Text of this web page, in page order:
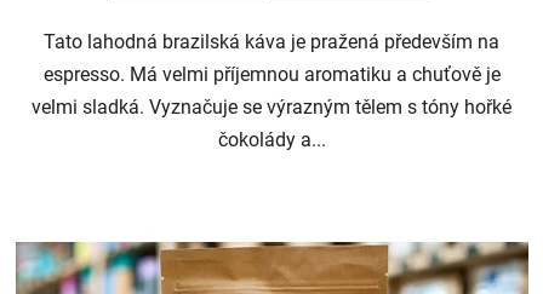
Tato lahodná brazilská káva je pražená především na
espresso. Má velmi příjemnou aromatiku a chuťově je
velmi sladká. Vyznačuje se výrazným tělem s tóny hořké
čokolády a...